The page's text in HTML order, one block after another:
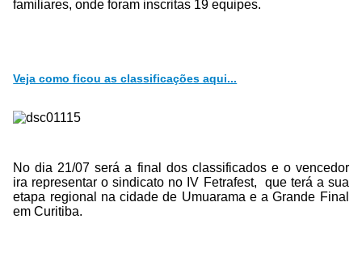
familiares, onde foram inscritas 19 equipes.
Veja como ficou as classificações aqui...
No dia 21/07 será a final dos classificados e o vencedor
ira representar o sindicato no IV Fetrafest, que terá a sua
etapa regional na cidade de Umuarama e a Grande Final
em Curitiba.